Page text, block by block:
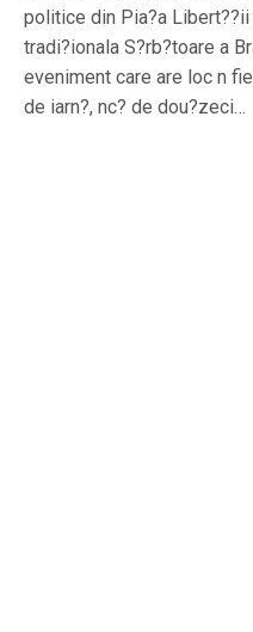
politice din Pia?a
tradi?ionala S?rb?toare a
eveniment care are loc n
de iarn?, nc? de dou?zeci…